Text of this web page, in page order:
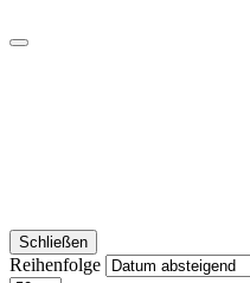
Schließen
Reihenfolge